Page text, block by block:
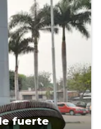
fuerte